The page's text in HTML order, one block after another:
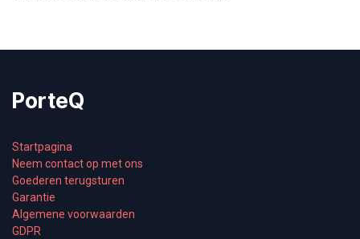
PorteQ
Startpagina
Neem contact op met ons
Goederen terugsturen
Garantie
Algemene voorwaarden
GDPR